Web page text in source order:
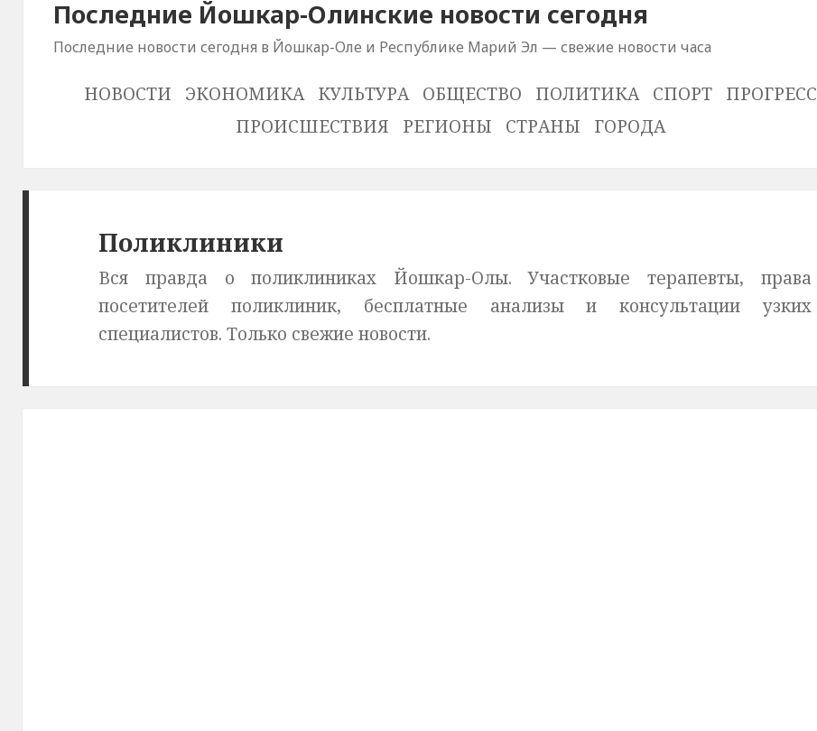
Последние Йошкар-Олинские новости сегодня
Последние новости сегодня в Йошкар-Оле и Республике Марий Эл — свежие новости часа
НОВОСТИ ЭКОНОМИКА КУЛЬТУРА ОБЩЕСТВО ПОЛИТИКА СПОРТ
ПРОГРЕСС
ПРОИСШЕСТВИЯ
РЕГИОНЫ СТРАНЫ ГОРОДА
Поликлиники
Вся правда о поликлиниках Йошкар-Олы. Участковые терапевты, права
посетителей поликлиник, бесплатные анализы и консультации узких
специалистов. Только свежие новости.